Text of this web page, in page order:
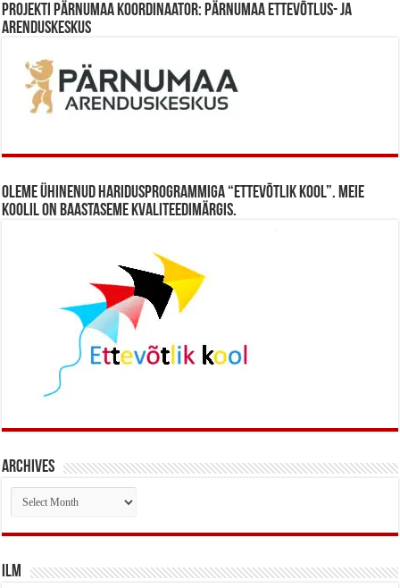
Projekti Pärnumaa koordinaator: Pärnumaa Ettevõtlus- ja
Arenduskeskus
Oleme ühinenud haridusprogrammiga “Ettevõtlik Kool”. Meie
koolil on baastaseme kvaliteedimärgis.
Archives
Archives
Ilm